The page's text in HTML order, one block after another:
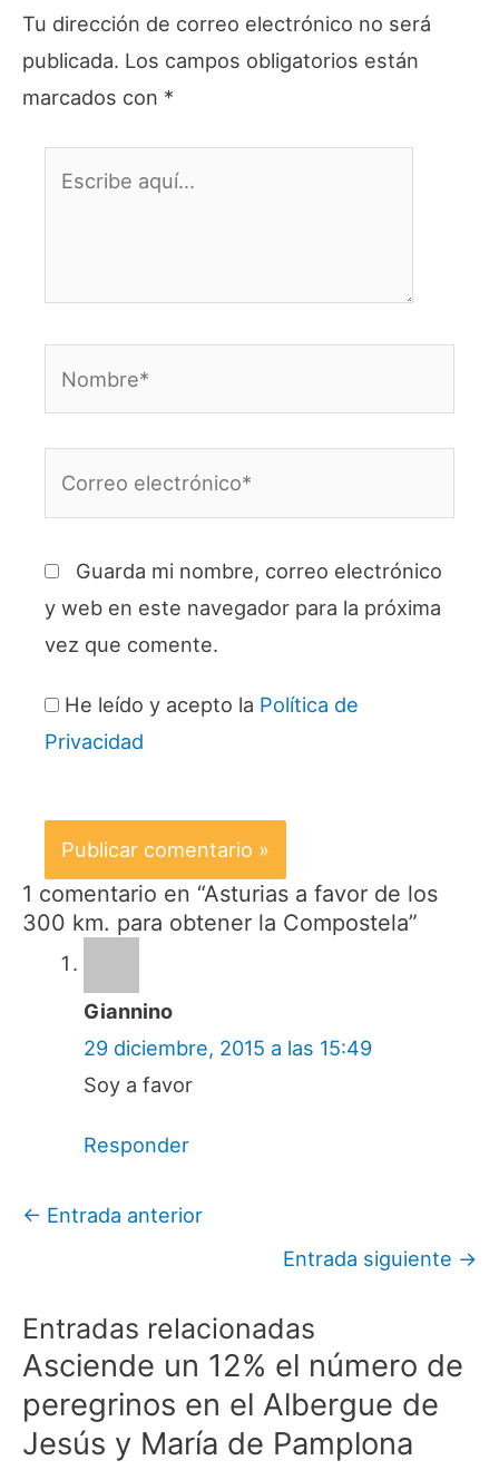
Tu dirección de correo electrónico no será
publicada. Los campos obligatorios están
marcados con *
Guarda mi nombre, correo electrónico
y web en este navegador para la próxima
vez que comente.
He leído y acepto la Política de
Privacidad
1 comentario en “Asturias a favor de los
300 km. para obtener la Compostela”
Giannino
29 diciembre, 2015 a las 15:49
Soy a favor
Responder
← Entrada anterior
Entrada siguiente →
Entradas relacionadas
Asciende un 12% el número de
peregrinos en el Albergue de
Jesús y María de Pamplona